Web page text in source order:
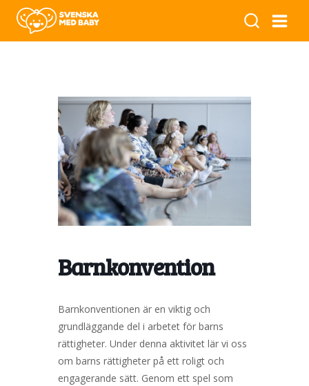
Barnkonvention
Barnkonventionen är en viktig och
grundläggande del i arbetet för barns
rättigheter. Under denna aktivitet lär vi oss
om barns rättigheter på ett roligt och
engagerande sätt. Genom ett spel som